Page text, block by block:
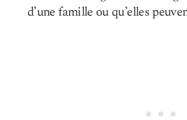
d’une famille ou qu’elles